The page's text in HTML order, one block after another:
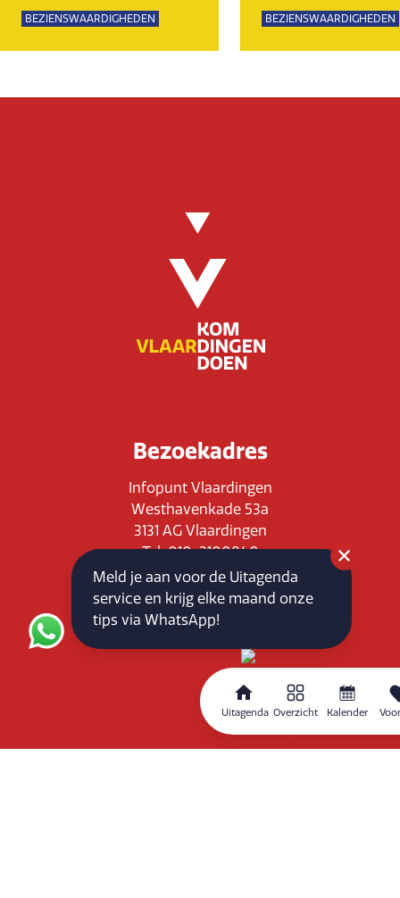
Uitagenda Overzicht Kalender
BEZIENSWAARDIGHEDEN BEZIENSWAARDIGHEDEN
Bezoekadres
Infopunt Vlaardingen
Westhavenkade 53a
3131 AG Vlaardingen
Tel: 010-3100840
E-mail: info@vlaardingenpartners.nl
KvK: 71555544
BTW : NL858760939B01
Routeplanner
Meld je aan voor de Uitagenda
service en krijg elke maand onze
tips via WhatsApp!